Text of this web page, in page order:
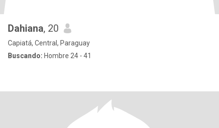
Dahiana, 20
Capiatá, Central, Paraguay
Buscando: Hombre 24 - 41